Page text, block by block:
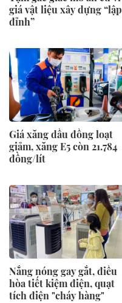
giá vật liệu xây dựng “lập
đỉnh”
Giá xăng dầu đồng loạt
giảm, xăng E5 còn 21.784
đồng/lít
Nắng nóng gay gắt, điều
hòa tiết kiệm điện, quạt
tích điện "cháy hàng"